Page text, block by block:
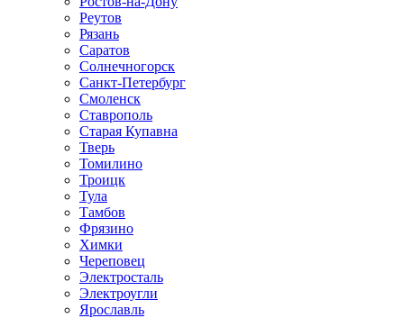
Реутов
Рязань
Саратов
Солнечногорск
Санкт-Петербург
Смоленск
Ставрополь
Старая Купавна
Тверь
Томилино
Троицк
Тула
Тамбов
Фрязино
Химки
Череповец
Электросталь
Электроугли
Ярославль